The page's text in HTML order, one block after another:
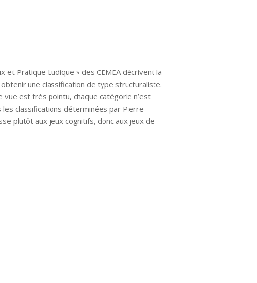
et Pratique Ludique » des CEMEA décrivent la
une classification de type structuraliste.
vue est très pointu, chaque catégorie n’est
les classifications déterminées par Pierre
plutôt aux jeux cognitifs, donc aux jeux de